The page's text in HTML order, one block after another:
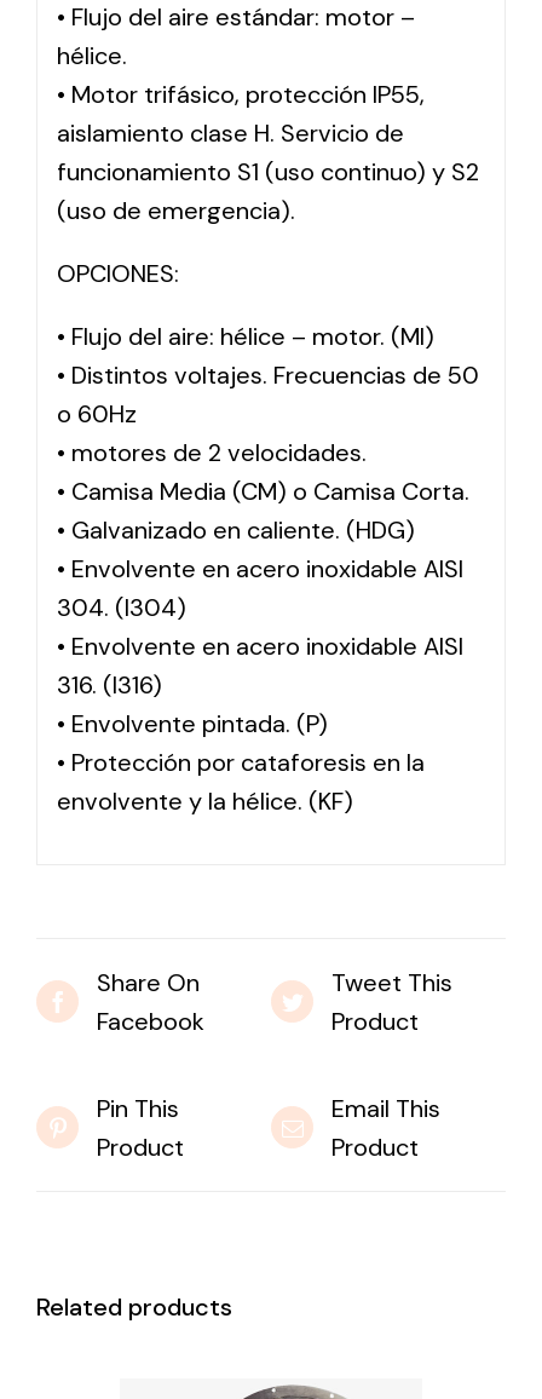
• Flujo del aire estándar: motor –
hélice.
• Motor trifásico, protección IP55,
aislamiento clase H. Servicio de
funcionamiento S1 (uso continuo) y S2
(uso de emergencia).
OPCIONES:
• Flujo del aire: hélice – motor. (MI)
• Distintos voltajes. Frecuencias de 50
o 60Hz
• motores de 2 velocidades.
• Camisa Media (CM) o Camisa Corta.
• Galvanizado en caliente. (HDG)
• Envolvente en acero inoxidable AISI
304. (I304)
• Envolvente en acero inoxidable AISI
316. (I316)
• Envolvente pintada. (P)
• Protección por cataforesis en la
envolvente y la hélice. (KF)
Share On
Facebook
Tweet This
Product
Pin This
Product
Email This
Product
Related products